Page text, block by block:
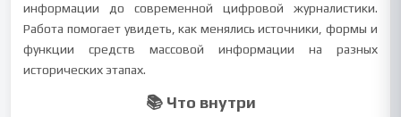
информации до современной цифровой журналистики.
Работа помогает увидеть, как менялись источники, формы и
функции средств массовой информации на разных
исторических этапах.
📚 Что внутри